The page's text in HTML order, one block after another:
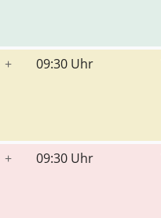
+ 09:30 Uhr
+ 09:30 Uhr